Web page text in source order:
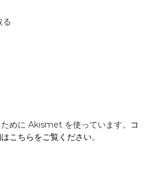
る
めに Akismet を使っています。
コ
こちらをご覧ください。